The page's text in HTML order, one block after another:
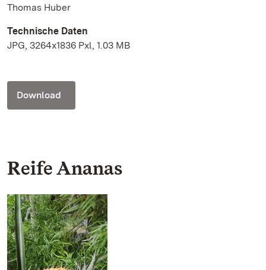
Thomas Huber
Technische Daten
JPG, 3264x1836 Pxl, 1.03 MB
Download
Reife Ananas